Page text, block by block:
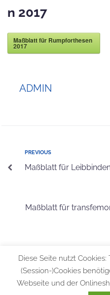
n 2017
Maßblatt für Rumpforthesen
2017
ADMIN
PREVIOUS
Maßblatt für
Maßblatt für
© 2026 Bundesfachschule für
Geschäftsbedingungen|
Diese Seite nutzt
(Session-)Cookies
Webseite und der